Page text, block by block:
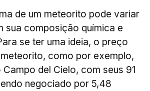
de um meteorito pode variar
sua composição química e
se ter uma ideia, o preço
como por exemplo,
del Cielo, com seus 91
negociado por 5,48